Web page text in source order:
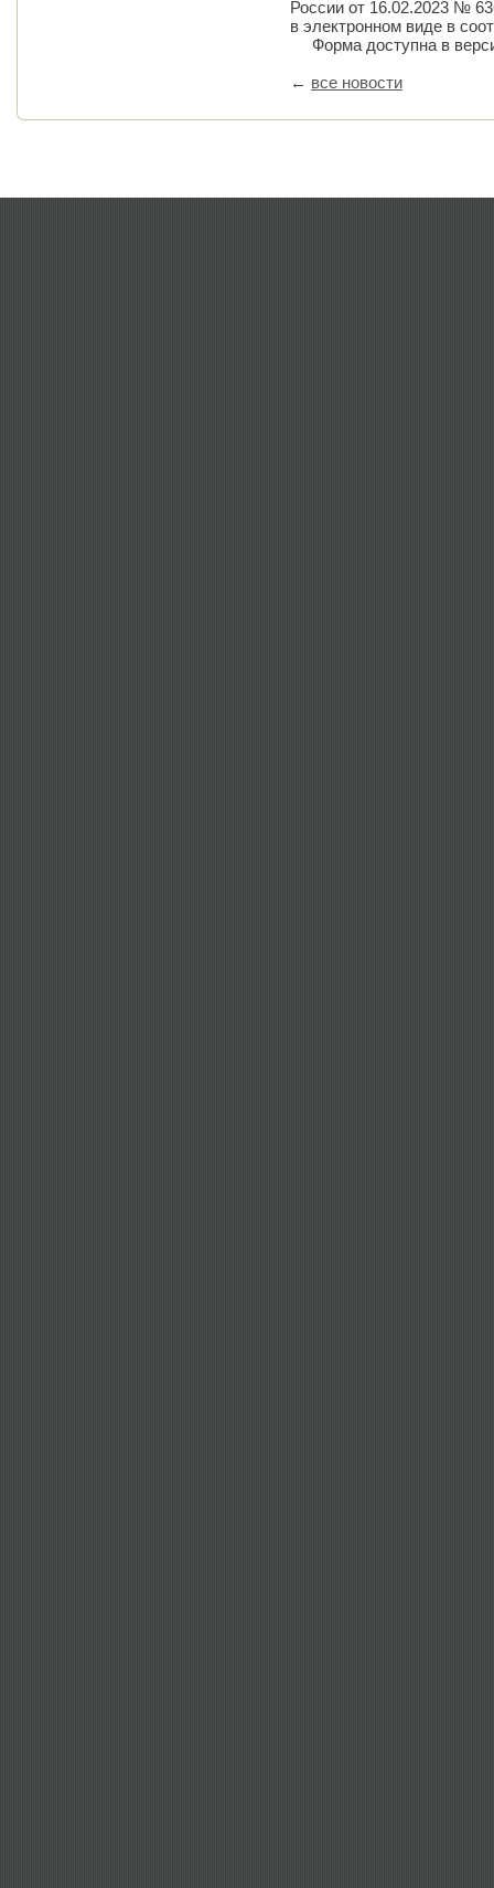
России от 16.02.2023 №
в электронном виде в
Форма доступна в
← все новости